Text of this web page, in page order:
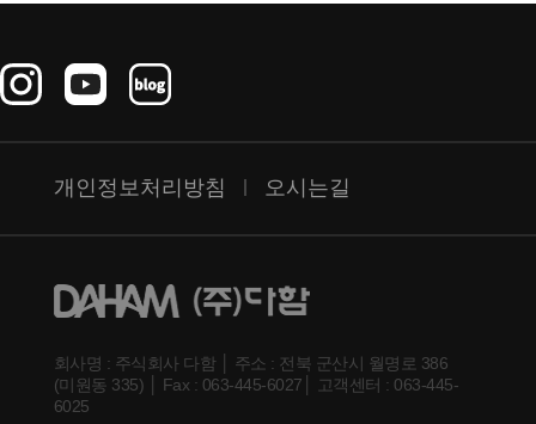
개인정보처리방침 오시는길
회사명 : 주식회사 다함 │ 주소 : 전북 군산시 월명로 386
(미원동 335) │ Fax : 063-445-6027│ 고객센터 : 063-445-
6025